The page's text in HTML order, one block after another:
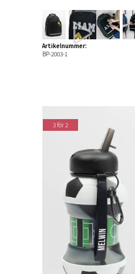
Artikelnummer:
BP-2003-1
3 för 2